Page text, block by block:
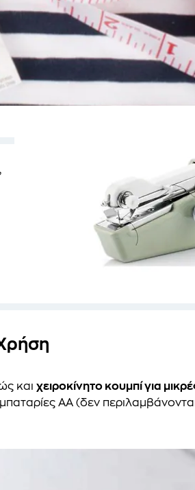
,
και χειροκίνητο κουμπί για
μπαταρίες ΑΑ (δεν